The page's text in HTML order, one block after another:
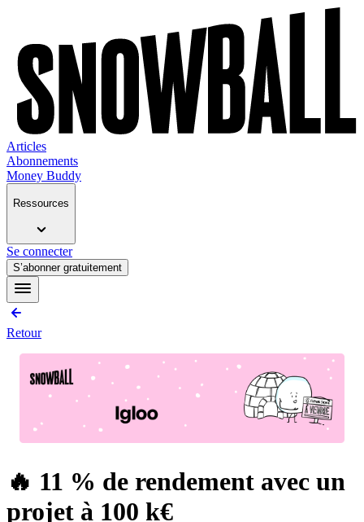
Articles
Abonnements
Money Buddy
Ressources
Se connecter
S’abonner gratuitement
Retour
🔥 11 % de rendement avec un
projet à 100 k€